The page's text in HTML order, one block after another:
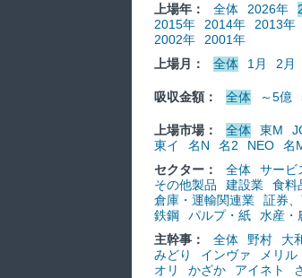
上場年：
全体 2026年
2015年
2014年 2013年
2002年
2001年
上場月：
全体 1月 2月
吸収金額： 全体 ～5億
上場市場： 全体 東M
東イ
名N 名2 NEO 名
セクター：
全体 サービ
その他製品
建設業 食料
倉庫・運輸関連業
証券
鉄鋼
パルプ・紙 水産・
主幹事：
全体 野村 大
みどり
インヴァ メリル
オリ
かざか アイネト